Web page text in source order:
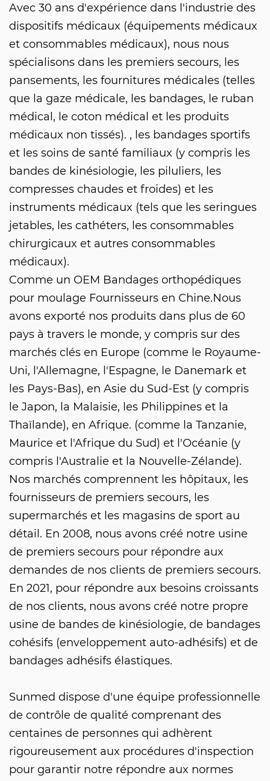
Avec 30 ans d'expérience dans l'industrie des
dispositifs médicaux (équipements médicaux
et consommables médicaux), nous nous
spécialisons dans les premiers secours, les
pansements, les fournitures médicales (telles
que la gaze médicale, les bandages, le ruban
médical, le coton médical et les produits
médicaux non tissés). , les bandages sportifs
et les soins de santé familiaux (y compris les
bandes de kinésiologie, les piluliers, les
compresses chaudes et froides) et les
instruments médicaux (tels que les seringues
jetables, les cathéters, les consommables
chirurgicaux et autres consommables
médicaux).
Comme un OEM Bandages orthopédiques
pour moulage Fournisseurs en Chine.Nous
avons exporté nos produits dans plus de 60
pays à travers le monde, y compris sur des
marchés clés en Europe (comme le Royaume-
Uni, l'Allemagne, l'Espagne, le Danemark et
les Pays-Bas), en Asie du Sud-Est (y compris
le Japon, la Malaisie, les Philippines et la
Thaïlande), en Afrique. (comme la Tanzanie,
Maurice et l'Afrique du Sud) et l'Océanie (y
compris l'Australie et la Nouvelle-Zélande).
Nos marchés comprennent les hôpitaux, les
fournisseurs de premiers secours, les
supermarchés et les magasins de sport au
détail. En 2008, nous avons créé notre usine
de premiers secours pour répondre aux
demandes de nos clients de premiers secours.
En 2021, pour répondre aux besoins croissants
de nos clients, nous avons créé notre propre
usine de bandes de kinésiologie, de bandages
cohésifs (enveloppement auto-adhésifs) et de
bandages adhésifs élastiques.
Sunmed dispose d'une équipe professionnelle
de contrôle de qualité comprenant des
centaines de personnes qui adhèrent
rigoureusement aux procédures d'inspection
pour garantir notre répondre aux normes